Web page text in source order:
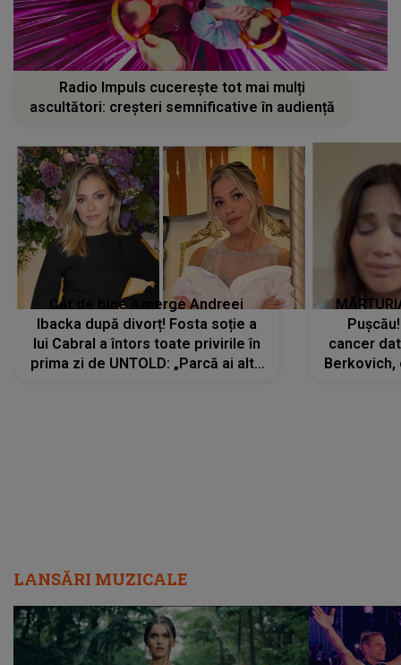
Radio Impuls cucerește tot mai mulți
ascultători: creșteri semnificative în audiență
Cât de bine îi merge Andreei
Ibacka după divorț! Fosta soție a
lui Cabral a întors toate privirile în
prima zi de UNTOLD: „Parcă ai altă
cancer
Berkovich,
LANSĂRI MUZICALE